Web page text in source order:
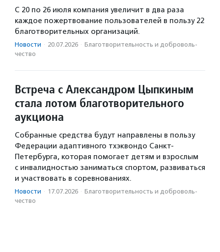
С 20 по 26 июля компания увеличит в два раза
каждое пожертвование пользователей в пользу 22
благотворительных организаций.
Новости · 20.07.2026 · Благотвори­тель­ность и доброволь­
чест­во
Встреча с Александром Цыпкиным
стала лотом благотворительного
аукциона
Собранные средства будут направлены в пользу
Федерации адаптивного тхэквондо Санкт-
Петербурга, которая помогает детям и взрослым
с инвалидностью заниматься спортом, развиваться
и участвовать в соревнованиях.
Новости · 17.07.2026 · Благотвори­тель­ность и доброволь­
чест­во